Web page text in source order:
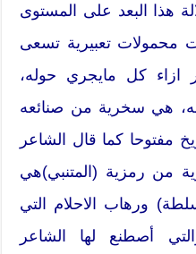
هذا البعد على المستوى
محمولات تعبيرية تسعى
كل مايجري حوله،
هي سخرية من صنائعه
مفتوحا كما قال الشاعر
من رمزية (المتنبي)هي
ورهاب الاحلام التي
أصطنع لها الشاعر